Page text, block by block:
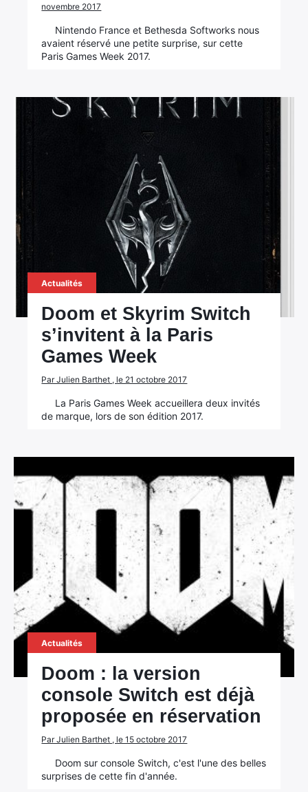
novembre 2017
Nintendo France et Bethesda Softworks nous
avaient réservé une petite surprise, sur cette
Paris Games Week 2017.
Actualités
Doom et Skyrim Switch
s’invitent à la Paris
Games Week
Par Julien Barthet , le 21 octobre 2017
La Paris Games Week accueillera deux invités
de marque, lors de son édition 2017.
Actualités
Doom : la version
console Switch est déjà
proposée en réservation
Par Julien Barthet , le 15 octobre 2017
Doom sur console Switch, c'est l'une des belles
surprises de cette fin d'année.